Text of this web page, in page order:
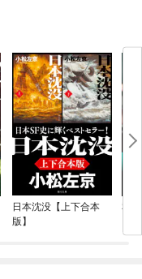
日本沈没【上下合本
版】
私
痴